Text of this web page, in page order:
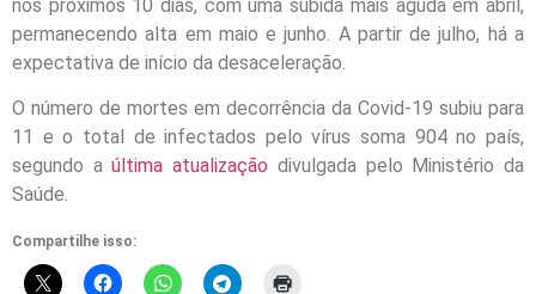
nos próximos 10 dias, com uma subida mais aguda em abril,
permanecendo alta em maio e junho. A partir de julho, há a
expectativa de início da desaceleração.
O número de mortes em decorrência da Covid-19 subiu para
11 e o total de infectados pelo vírus soma 904 no país,
segundo aúltima atualização divulgada pelo Ministério da
Saúde.
Compartilhe isso: